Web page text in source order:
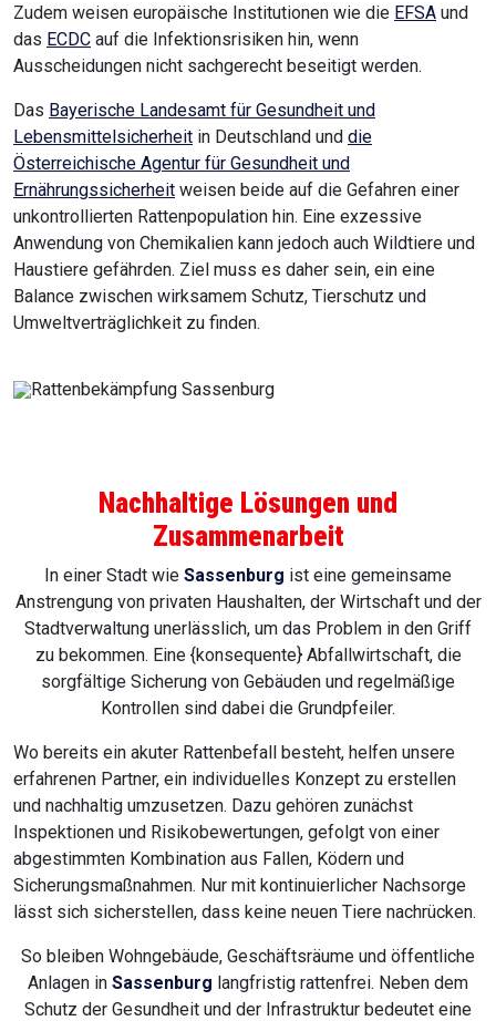
Zudem weisen europäische Institutionen wie die EFSA und
das ECDC auf die Infektionsrisiken hin, wenn
Ausscheidungen nicht sachgerecht beseitigt werden.
Das Bayerische Landesamt für Gesundheit und
Lebensmittelsicherheit in Deutschland und die
Österreichische Agentur für Gesundheit und
Ernährungssicherheit weisen beide auf die Gefahren einer
unkontrollierten Rattenpopulation hin. Eine exzessive
Anwendung von Chemikalien kann jedoch auch Wildtiere und
Haustiere gefährden. Ziel muss es daher sein, ein eine
Balance zwischen wirksamem Schutz, Tierschutz und
Umweltverträglichkeit zu finden.
Nachhaltige Lösungen und
Zusammenarbeit
In einer Stadt wie Sassenburg ist eine gemeinsame
Anstrengung von privaten Haushalten, der Wirtschaft und der
Stadtverwaltung unerlässlich, um das Problem in den Griff
zu bekommen. Eine {konsequente} Abfallwirtschaft, die
sorgfältige Sicherung von Gebäuden und regelmäßige
Kontrollen sind dabei die Grundpfeiler.
Wo bereits ein akuter Rattenbefall besteht, helfen unsere
erfahrenen Partner, ein individuelles Konzept zu erstellen
und nachhaltig umzusetzen. Dazu gehören zunächst
Inspektionen und Risikobewertungen, gefolgt von einer
abgestimmten Kombination aus Fallen, Ködern und
Sicherungsmaßnahmen. Nur mit kontinuierlicher Nachsorge
lässt sich sicherstellen, dass keine neuen Tiere nachrücken.
So bleiben Wohngebäude, Geschäftsräume und öffentliche
Anlagen in Sassenburg langfristig rattenfrei. Neben dem
Schutz der Gesundheit und der Infrastruktur bedeutet eine